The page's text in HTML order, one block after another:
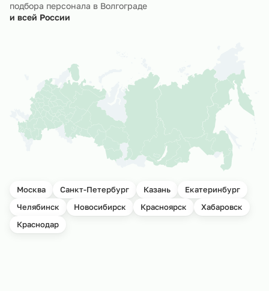
подбора персонала в Волгограде
и всей России
Москва Санкт-Петербург Казань
Екатеринбург
Челябинск
Новосибирск Красноярск
Хабаровск
Краснодар